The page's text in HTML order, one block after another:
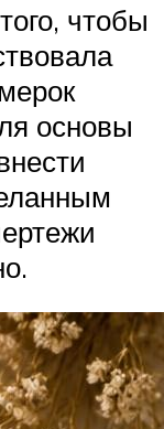
чтобы
основы